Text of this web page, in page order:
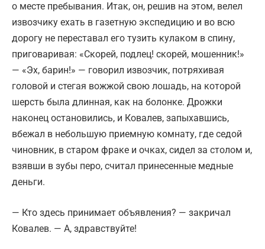
о месте пребывания. Итак, он, решив на этом, велел
извозчику ехать в газетную экспедицию и во всю
дорогу не переставал его тузить кулаком в спину,
приговаривая: «Скорей, подлец! скорей, мошенник!»
— «Эх, барин!» — говорил извозчик, потряхивая
головой и стегая вожжой свою лошадь, на которой
шерсть была длинная, как на болонке. Дрожки
наконец остановились, и Ковалев, запыхавшись,
вбежал в небольшую приемную комнату, где седой
чиновник, в старом фраке и очках, сидел за столом и,
взявши в зубы перо, считал принесенные медные
деньги.
— Кто здесь принимает объявления? — закричал
Ковалев. — А, здравствуйте!